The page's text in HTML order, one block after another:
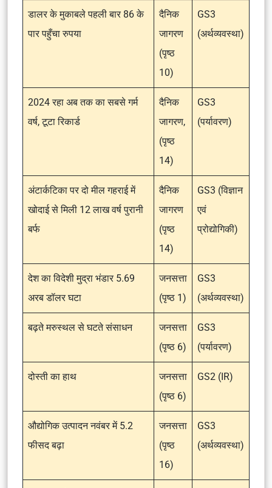
डालर के मुकाबले पहली बार 86 के
पार पहुँचा रुपया
दैनिक
जागरण
(पृष्ठ
10)
GS3
(अर्थव्यवस्था)
2024 रहा अब तक का सबसे गर्म
वर्ष, टूटा रिकार्ड
दैनिक
जागरण,
(पृष्ठ
14)
GS3
(पर्यावरण)
अंटार्कटिका पर दो मील गहराई में
खोदाई से मिली 12 लाख वर्ष पुरानी
बर्फ
दैनिक
जागरण
(पृष्ठ
14)
GS3 (विज्ञान
एवं
प्रोद्योगिकी)
देश का विदेशी मुद्रा भंडार 5.69
अरब डॉलर घटा
जनसत्ता
(पृष्ठ 1)
GS3
(अर्थव्यवस्था)
बढ़ते मरुस्थल से घटते संसाधन
जनसत्ता
(पृष्ठ 6)
GS3
(पर्यावरण)
दोस्ती का हाथ
जनसत्ता
(पृष्ठ 6)
GS2 (IR)
औद्योगिक उत्पादन नवंबर में 5.2
फीसद बढ़ा
जनसत्ता
(पृष्ठ
16)
GS3
(अर्थव्यवस्था)